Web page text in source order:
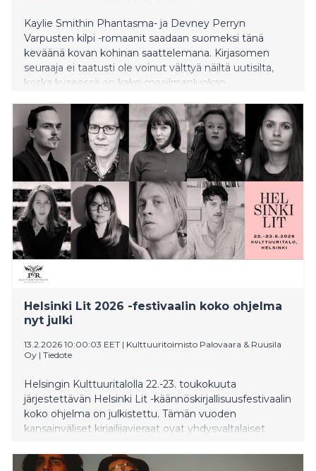
Kaylie Smithin Phantasma- ja Devney Perryn
Varpusten kilpi -romaanit saadaan suomeksi tänä
keväänä kovan kohinan saattelemana. Kirjasomen
seuraaja ei taatusti ole voinut välttyä näiltä uutisilta,
koska kyseessä on kaksi maailmanluokan
kerromme, että kirjat painetaan poikkeuksellisen
upeina syrjävärjättyinä erikoispainoksina.
Helsinki Lit 2026 -festivaalin koko ohjelma
nyt julki
13.2.2026 10:00:03 EET | Kulttuuritoimisto Palovaara & Ruusila
Oy | Tiedote
Helsingin Kulttuuritalolla 22.-23. toukokuuta
järjestettävän Helsinki Lit -käännöskirjallisuusfestivaalin
koko ohjelma on julkistettu. Tämän vuoden
kansainväliset kirjailijavieraat ovat yhdysvaltalaiset
Portero, italialainen Vincenzo Latronico, ruotsalaiset